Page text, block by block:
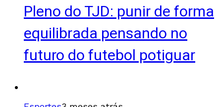
Pleno do TJD: punir de forma
equilibrada pensando no
futuro do futebol potiguar